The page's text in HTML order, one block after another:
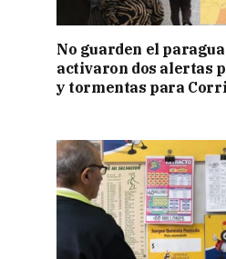
No guarden el
activaron dos alertas
y tormentas para